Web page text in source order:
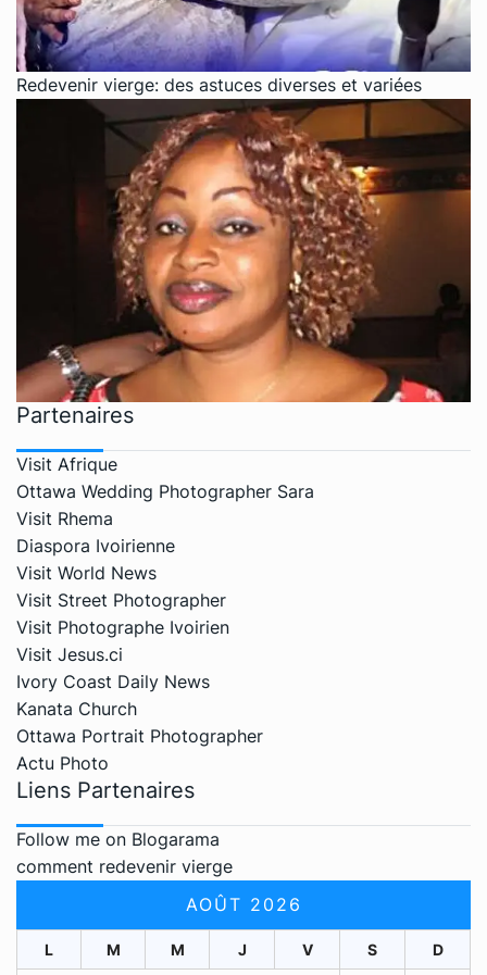
Redevenir vierge: des astuces diverses et variées
Partenaires
Visit Afrique
Ottawa Wedding Photographer Sara
Visit Rhema
Diaspora Ivoirienne
Visit World News
Visit Street Photographer
Visit Photographe Ivoirien
Visit Jesus.ci
Ivory Coast Daily News
Kanata Church
Ottawa Portrait Photographer
Actu Photo
Liens Partenaires
Follow me on Blogarama
comment redevenir vierge
AOÛT 2026
L M M J V S D